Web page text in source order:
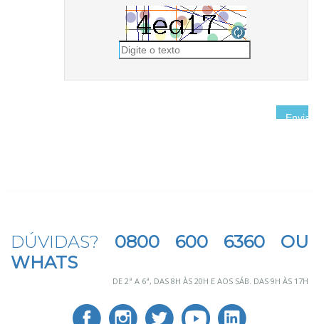
DÚVIDAS? 0800 600 6360 OU
WHATS
DE 2ª A 6ª, DAS 8H ÀS 20H E AOS SÁB. DAS 9H ÀS 17H